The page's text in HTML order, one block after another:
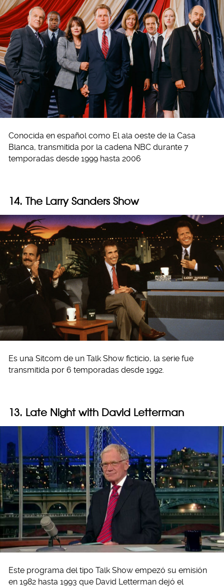
Conocida en español como El ala oeste de la Casa
Blanca, transmitida por la cadena NBC durante 7
temporadas desde 1999 hasta 2006
14. The Larry Sanders Show
Es una Sitcom de un Talk Show ficticio, la serie fue
transmitida por 6 temporadas desde 1992.
13. Late Night with David Letterman
Este programa del tipo Talk Show empezó su emisión
en 1982 hasta 1993 que David Letterman dejó el